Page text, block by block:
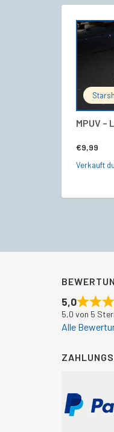
MPUV
€9,99
Verkauft
5,0
5,0 von 5
Alle